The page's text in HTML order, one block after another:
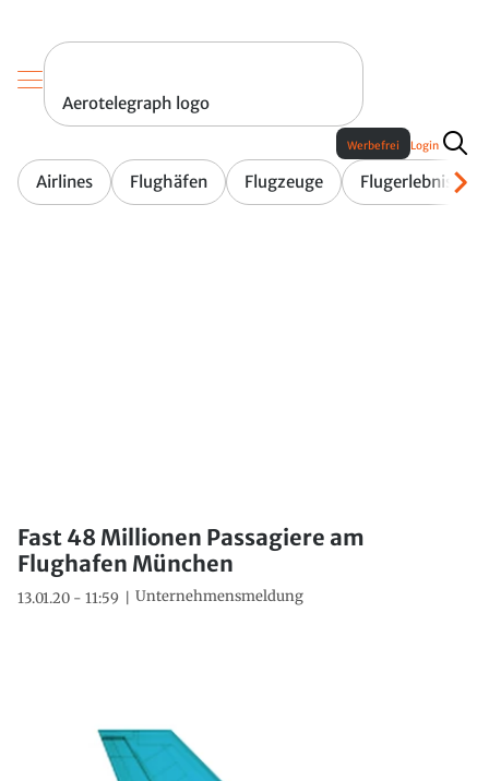
Aerotelegraph logo
Airlines Flughäfen Flugzeuge Flugerlebnis
Werbefrei Login
Fast 48 Millionen Passagiere am
Flughafen München
13.01.20 - 11:59 Unternehmensmeldung